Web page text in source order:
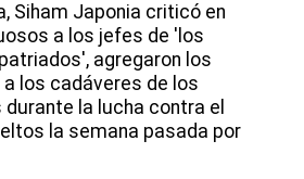
Siham Japonia criticó en
a los jefes de 'los
agregaron los
los cadáveres de los
la lucha contra el
la semana pasada por